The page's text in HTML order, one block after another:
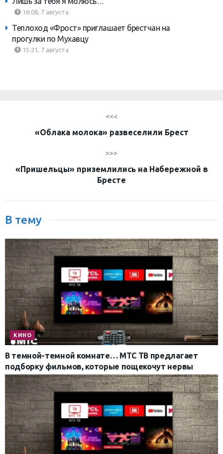
16:08, 7 августа
Теплоход «Фрост» приглашает брестчан на
прогулки по Мухавцу
15:21, 7 августа
<<<
«Облака молока» развеселили Брест
>>>
«Пришельцы» приземлились на Набережной в
Бресте
В тему
КИНО
В темной-темной комнате… МТС ТВ предлагает
подборку фильмов, которые пощекочут нервы